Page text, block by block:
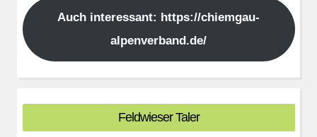
Auch interessant: https://chiemgau-
alpenverband.de/
Feldwieser Taler